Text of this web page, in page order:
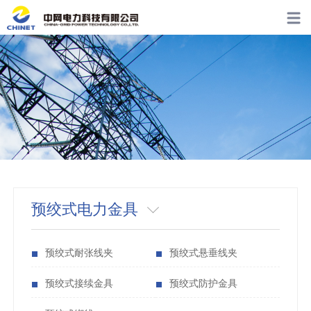
预绞式电力金具
预绞式耐张线夹 预绞式悬垂线夹
预绞式接续金具 预绞式防护金具